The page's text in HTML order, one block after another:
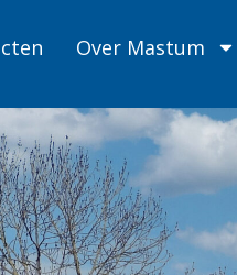
Over Mastum